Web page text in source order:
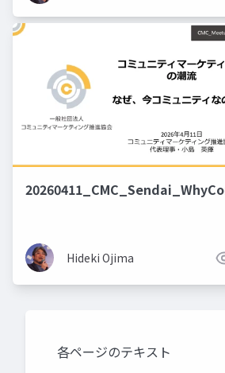
Hideki Ojima
各ページのテキスト